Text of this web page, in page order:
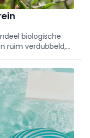
biologische
ruim verdubbeld,
sterk toe. Deze